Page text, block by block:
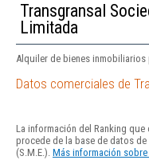
Transgransal
Limitada
Alquiler de bienes
Datos comerciales de
La información del Ranking
procede de la base de datos de
(S.M.E.). Más información sobre